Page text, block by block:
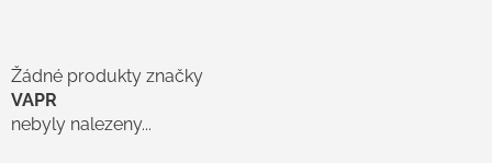
Žádné produkty značky
VAPR
nebyly nalezeny...